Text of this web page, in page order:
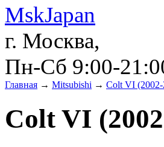
г. Москва,
Пн-Сб 9:00-
Главная → Mitsubishi → Colt VI (2002-
Colt VI